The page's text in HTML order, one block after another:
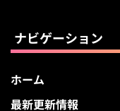
ナビゲーション
ホーム
最新更新情報